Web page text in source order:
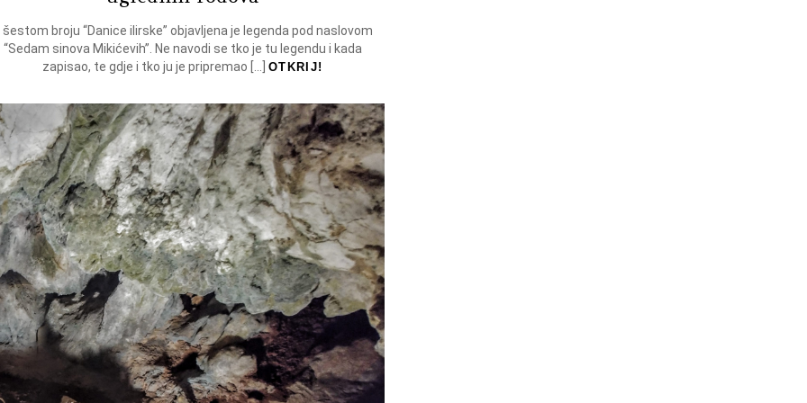
šestom broju “Danice ilirske” objavljena je legenda pod naslovom
“Sedam sinova Mikićevih”. Ne navodi se tko je tu legendu i kada
zapisao, te gdje i tko ju je pripremao […]OTKRIJ!